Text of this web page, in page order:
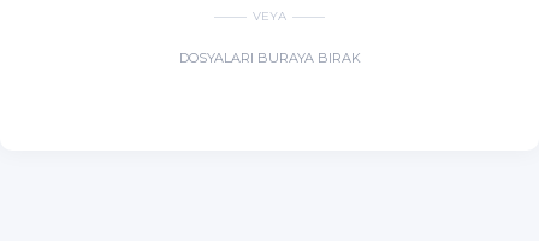
VEYA
DOSYALARI BURAYA BIRAK